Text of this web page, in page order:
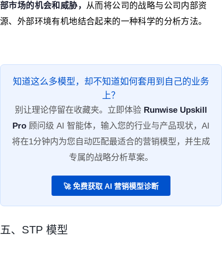
部市场的机会和威胁， 从而将公司的战略与公司内部资
源、外部环境有机地结合起来的一种科学的分析方法。
知道这么多模型，却不知道如何套用到自己的业务
上？
别让理论停留在收藏夹。立即体验 Runwise Upskill
Pro 顾问级 AI 智能体，输入您的行业与产品现状，AI
将在1分钟内为您自动匹配最适合的营销模型，并生成
专属的战略分析草案。
🚀 免费获取 AI 营销模型诊断
五、STP 模型